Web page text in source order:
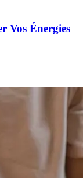
Vos Énergies